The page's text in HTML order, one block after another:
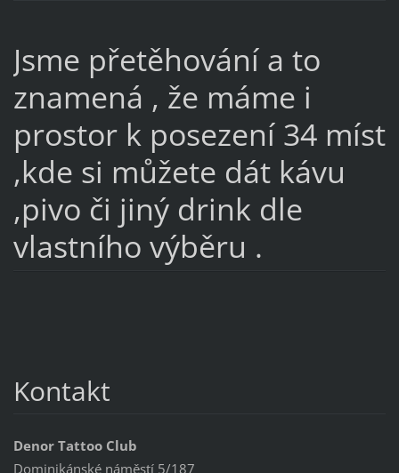
Jsme přetěhování a to
znamená , že máme i
prostor k posezení 34 míst
,kde si můžete dát kávu
,pivo či jiný drink dle
vlastního výběru .
Kontakt
Denor Tattoo Club
Dominikánské náměstí 5/187